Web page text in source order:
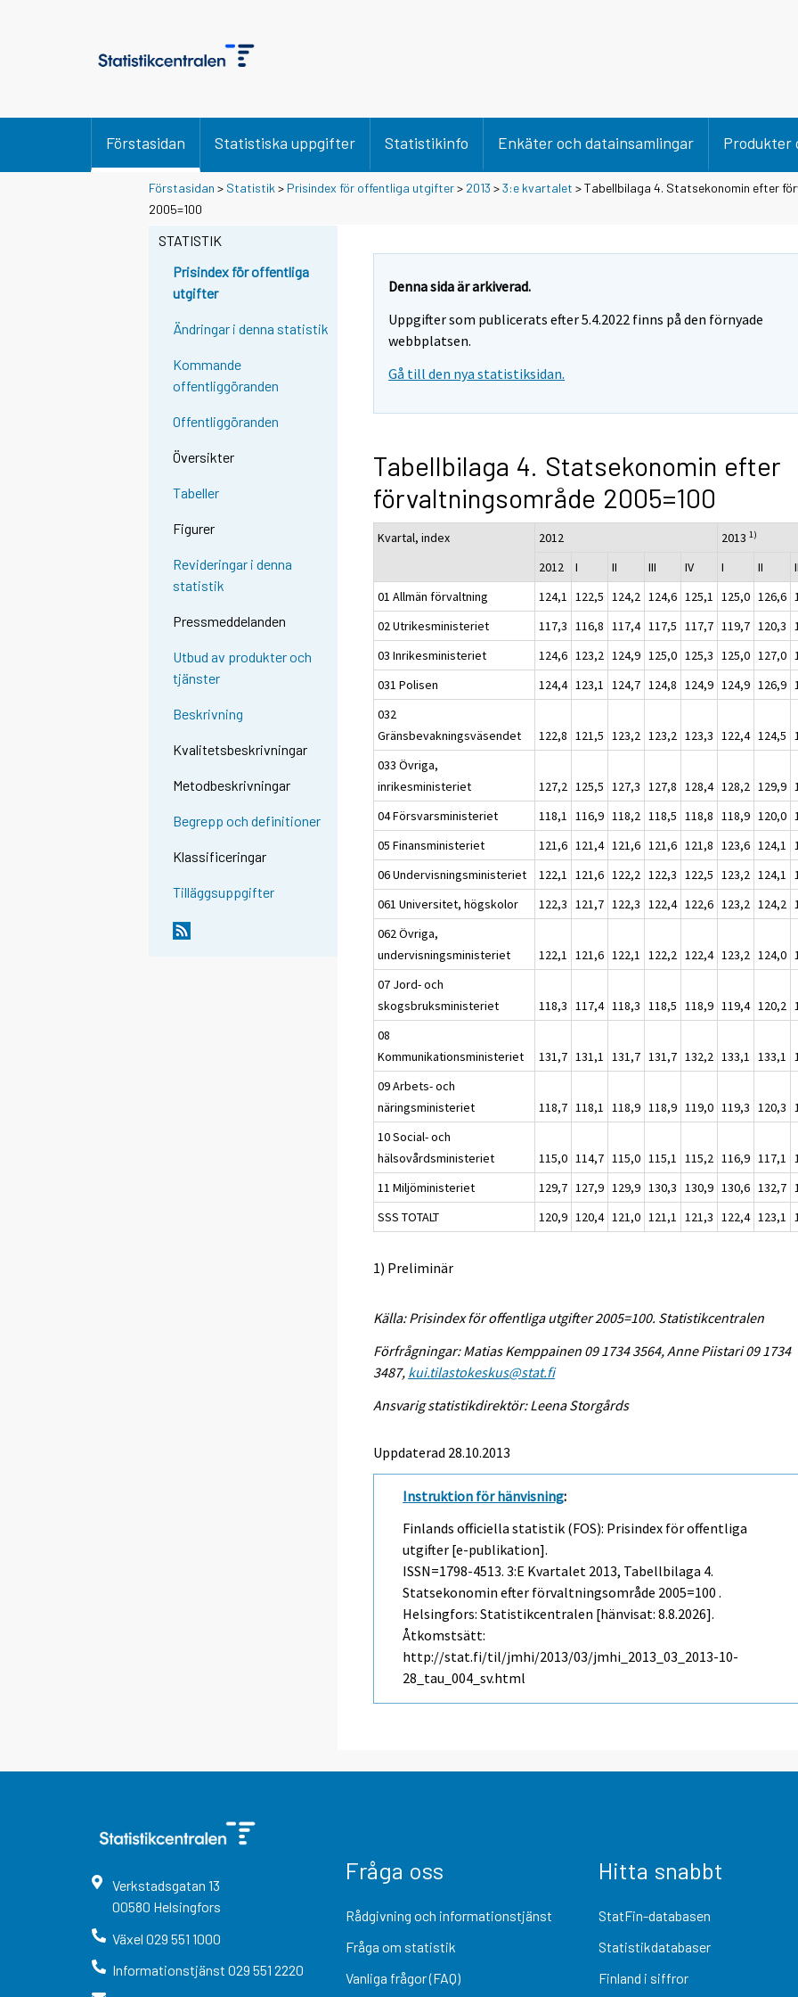
Förstasidan Statistiska uppgifter Statistikinfo Enkäter och datainsamlingar Produkter
Förstasidan > Statistik > Prisindex för offentliga utgifter> 2013 >3:e kvartalet > Tabellbilaga 4. Statsekonomin efter
2005=100
STATISTIK
Prisindex för offentliga
utgifter
Ändringar i denna statistik
Kommande
offentliggöranden
Offentliggöranden
Översikter
Tabeller
Figurer
Revideringar i denna
statistik
Pressmeddelanden
Utbud av produkter och
tjänster
Beskrivning
Kvalitetsbeskrivningar
Metodbeskrivningar
Begrepp och definitioner
Klassificeringar
Tilläggsuppgifter
Denna sida är arkiverad.
Uppgifter som publicerats efter 5.4.2022 finns på den förnyade
webbplatsen.
Gå till den nya statistiksidan.
Tabellbilaga 4. Statsekonomin efter
förvaltningsområde 2005=100
Kvartal, index 2012 20131)
2012 I II III IV I II
01 Allmän förvaltning
124,1 122,5 124,2 124,6 125,1 125,0 126,6
02 Utrikesministeriet
117,3 116,8 117,4 117,5 117,7 119,7 120,3
03 Inrikesministeriet
124,6 123,2 124,9 125,0 125,3 125,0 127,0
031 Polisen
124,4 123,1 124,7 124,8 124,9 124,9 126,9
032
Gränsbevakningsväsendet
122,8 121,5 123,2 123,2 123,3 122,4 124,5
033 Övriga,
inrikesministeriet
127,2 125,5 127,3 127,8 128,4 128,2 129,9
04 Försvarsministeriet
118,1 116,9 118,2 118,5 118,8 118,9 120,0
05 Finansministeriet
121,6 121,4 121,6 121,6 121,8 123,6 124,1
06 Undervisningsministeriet
122,1 121,6 122,2 122,3 122,5 123,2 124,1
061 Universitet, högskolor
122,3 121,7 122,3 122,4 122,6 123,2 124,2
062 Övriga,
undervisningsministeriet
122,1 121,6 122,1 122,2 122,4 123,2 124,0
07 Jord- och
skogsbruksministeriet
118,3 117,4 118,3 118,5 118,9 119,4 120,2
08
Kommunikationsministeriet
131,7 131,1 131,7 131,7 132,2 133,1 133,1
09 Arbets- och
näringsministeriet
118,7 118,1 118,9 118,9 119,0 119,3 120,3
10 Social- och
hälsovårdsministeriet
115,0 114,7 115,0 115,1 115,2 116,9 117,1
11 Miljöministeriet
129,7 127,9 129,9 130,3 130,9 130,6 132,7
SSS TOTALT
120,9 120,4 121,0 121,1 121,3 122,4 123,1
1) Preliminär
Källa: Prisindex för offentliga utgifter 2005=100. Statistikcentralen
Förfrågningar: Matias Kemppainen 09 1734 3564, Anne Piistari 09 1734
3487, kui.tilastokeskus@stat.fi
Ansvarig statistikdirektör: Leena Storgårds
Uppdaterad 28.10.2013
Instruktion för hänvisning:
Finlands officiella statistik (FOS): Prisindex för offentliga
utgifter [e-publikation].
ISSN=1798-4513.3:e Kvartalet 2013, Tabellbilaga 4.
Statsekonomin efter förvaltningsområde 2005=100 .
Helsingfors: Statistikcentralen [hänvisat: 8.8.2026].
Åtkomstsätt:
http://stat.fi/til/jmhi/2013/03/jmhi_2013_03_2013-10-
28_tau_004_sv.html
Verkstadsgatan 13
00580 Helsingfors
Växel 029 551 1000
Informationstjänst 029 551 2220
Fråga oss
Rådgivning och informationstjänst
Fråga om statistik
Vanliga frågor (FAQ)
Hitta snabbt
StatFin-databasen
Statistikdatabaser
Finland i siffror